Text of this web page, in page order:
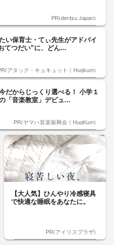
PR(dentsu Japan)
い保育士・てぃ先生がアドバイ
てつだい”に、どん...
アタック・キュキュット｜Hugkum)
だからじっくり選べる！ 小学１
「音楽教室」デビュ...
PR(ヤマハ音楽振興会｜HugKum)
【大人気】ひんやり冷感寝具
で快適な睡眠をあなたに。
PR(アイリスプラザ)